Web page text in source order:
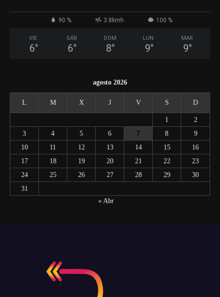
90 % 3.8kmh 100 %
VIE
6°
SÁB
6°
DOM
8°
LUN
9°
MAR
9°
agosto 2026
L M X J V S D
1
2
3
4 5 6 7 8
9
10
11 12 13 14 15
16
17
18 19 20 21 22
23
24
25 26 27 28 29
30
31
« Abr